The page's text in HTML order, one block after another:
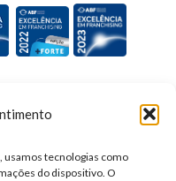
usamos tecnologias como
do dispositivo. O
Premiações e honrarias: